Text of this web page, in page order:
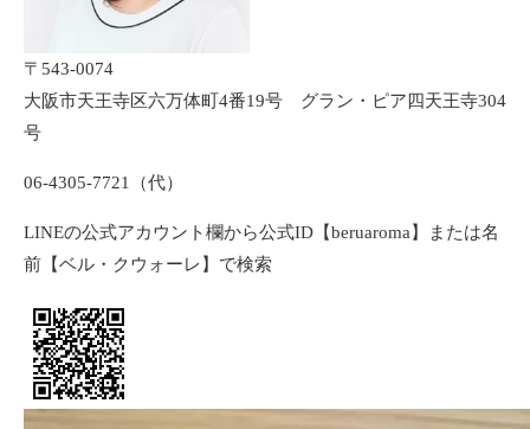
〒543-0074
大阪市天王寺区六万体町4番19号 グラン・ピア四天王寺304
号
06-4305-7721（代）
LINEの公式アカウント欄から公式ID【beruaroma】または名
前【ベル・クウォーレ】で検索